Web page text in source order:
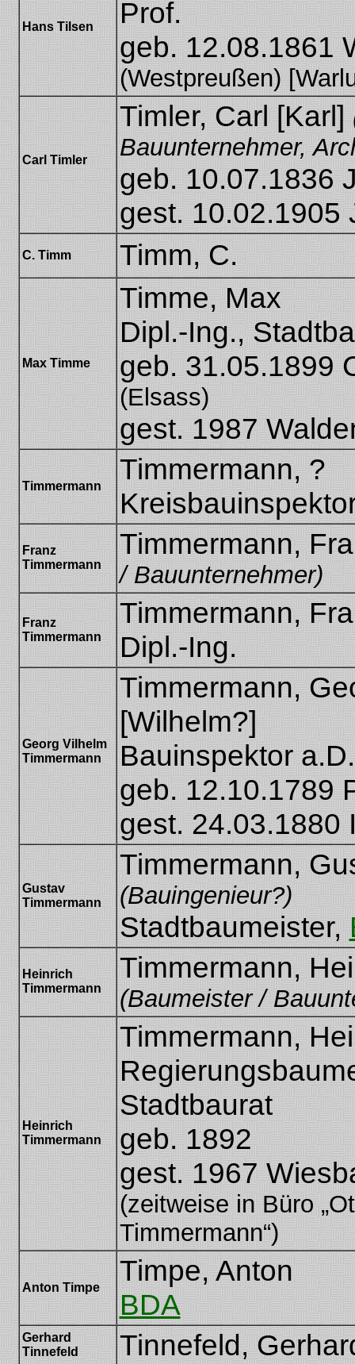
Hans Tilsen
Prof.
geb. 12.08.1861
(Westpreußen)
Carl Timler
Timler, Carl [Karl]
Bauunternehmer,
geb. 10.07.1836
gest. 10.02.1905
C. Timm Timm, C.
Max Timme
Timme, Max
Dipl.-Ing.,
geb. 31.05.1899
(Elsass)
gest. 1987
Timmermann
Timmermann, ?
Franz
Timmermann
Timmermann,
/ Bauunternehmer)
Franz
Timmermann
Timmermann,
Dipl.-Ing.
Georg Vilhelm
Timmermann
Timmermann]
Timmermann,
[Wilhelm?]
Bauinspektor a.D.
geb. 12.10.1789
gest. 24.03.1880
Gustav
Timmermann
Timmermann,
(Bauingenieur?)
Stadtbaumeister,
Heinrich
Timmermann
Timmermann,
(Baumeister /
Heinrich
Timmermann
Timmermann,
Stadtbaurat
geb. 1892
gest. 1967
(zeitweise in Büro
Timmermann“)
Anton Timpe
Timpe, Anton
BDA
Gerhard
Tinnefeld
Tinnefeld,